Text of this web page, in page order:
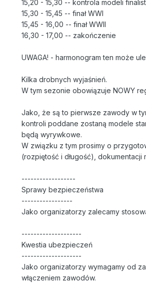
15,20 - 15,30 -- kontrola modeli
15,30 - 15,45 -- finał WWI
15,45 - 16,00 -- finał WWII
16,30 - 17,00 -- zakończenie
UWAGA! - harmonogram ten może
Kilka drobnych wyjaśnień.
W tym sezonie obowiązuje NOWY
Jako, że są to pierwsze zawody w
kontroli poddane zostaną modele
będą wyrywkowe.
W związku z tym prosimy o
(rozpiętość i długość),
------------------
Sprawy bezpieczeństwa
-----------------
Jako organizatorzy zalecamy
--------------------
Kwestia ubezpieczeń
--------------------
Jako organizatorzy wymagamy od
włączeniem zawodów.